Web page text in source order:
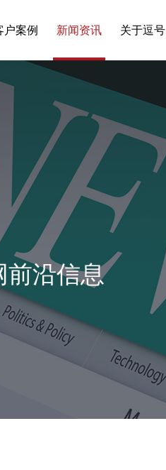
户案例 新闻资讯 关于逗号
沿信息